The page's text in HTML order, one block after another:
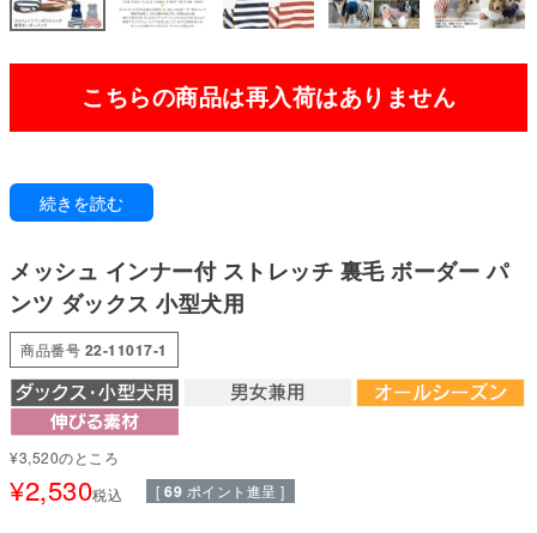
こちらの商品は再入荷はありません
ズレにくく快適！おしゃれも自由自在！
初心者の方も上級者の方も使いやすく、日常から特別なシーンまで活躍する
アイテムです。
ぽっちゃり体型でもしっかりフィット。
驚くほど伸縮性が高く、体にやさしく寄り添います。締めつけ感がなく快適
な着心地で、動きやすさも十分に保っています。
ポリエステル100%の裏毛を使用した、おしゃれなボーダー柄のパンツ。
トップスを変えることで、色々な表情が楽しめ、オシャレの幅がグンと広が
る!イチオシの商品です。
続きを読む
メッシュ インナー付 ストレッチ 裏毛 ボーダー パ
ンツ ダックス 小型犬用
商品番号 22-11017-1
¥3,520のところ
¥2,530税込 [ 69 ポイント進呈 ]